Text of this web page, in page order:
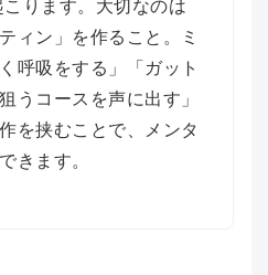
ります。大切なのは
ィン」を作ること。ミ
呼吸をする」「ガット
うコースを声に出す」
を挟むことで、メンタ
きます。